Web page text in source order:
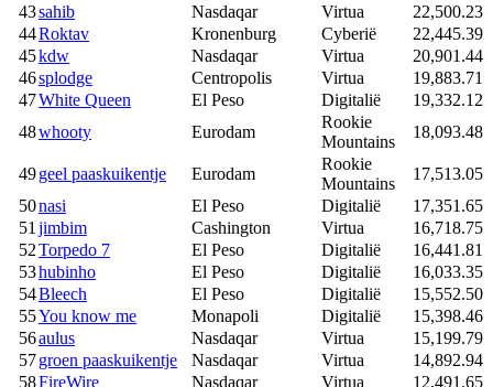
43sahib Nasdaqar Virtua
22,500.23
44Roktav Kronenburg Cyberië
22,445.39
45kdw Nasdaqar Virtua
20,901.44
46splodge Centropolis Virtua
19,883.71
47White Queen El Peso Digitalië
19,332.12
48whooty Eurodam
Rookie
Mountains
18,093.48
49geel paaskuikentje Eurodam
Rookie
Mountains
17,513.05
50nasi El Peso Digitalië
17,351.65
51 jimbim Cashington Virtua
16,718.75
52Torpedo 7 El Peso Digitalië
16,441.81
53hubinho El Peso Digitalië
16,033.35
54Bleech El Peso Digitalië
15,552.50
55You know me Monapoli Digitalië
15,398.46
56aulus Nasdaqar Virtua
15,199.79
57groen paaskuikentje Nasdaqar Virtua
14,892.94
58FireWire Nasdaqar Virtua 12,491.65